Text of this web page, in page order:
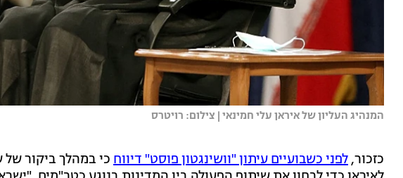
המנהיג העליון של איראן עלי חמינאי | צילום: רויטרס
כזכור,לפני כשבועיים עיתון "וושינגטון פוסט" דיווח כי במהלך ביקור של